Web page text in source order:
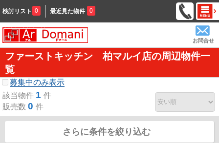
検討リスト 0 最近見た物件 0
お問合せ
ファーストキッチン 柏マルイ店の周辺物件一
覧
募集中のみ表示
該当物件 1 件
販売数 0 件
さらに条件を絞り込む